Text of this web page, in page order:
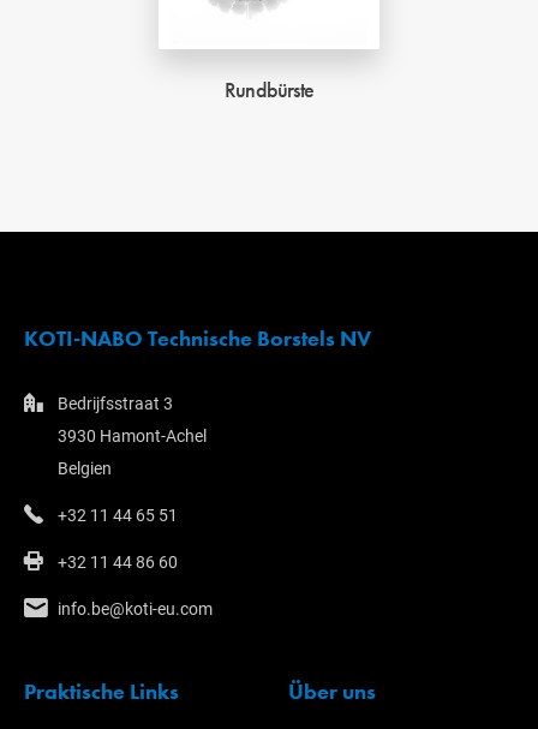
Rundbürste
KOTI-NABO Technische Borstels NV
Bedrijfsstraat 3
3930 Hamont-Achel
Belgien
+32 11 44 65 51
+32 11 44 86 60
info.be@koti-eu.com
Praktische Links Über uns